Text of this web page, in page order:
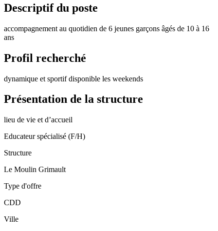
Descriptif du poste
accompagnement au quotidien de 6 jeunes garçons âgés de 10 à 16
ans
Profil recherché
dynamique et sportif disponible les weekends
Présentation de la structure
lieu de vie et d’accueil
Educateur spécialisé (F/H)
Structure
Le Moulin Grimault
Type d'offre
CDD
Ville